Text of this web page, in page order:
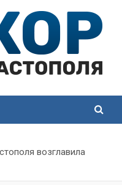
возглавила